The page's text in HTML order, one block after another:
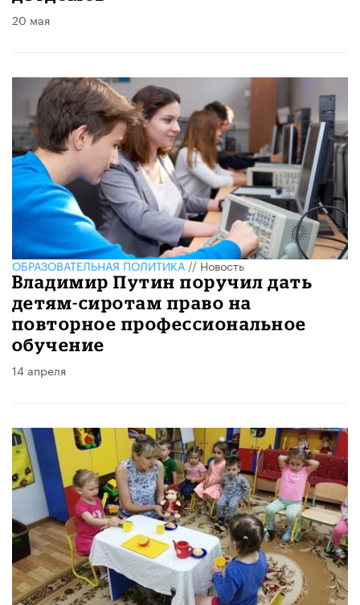
20 мая
ОБРАЗОВАТЕЛЬНАЯ ПОЛИТИКА//Новость
Владимир Путин поручил дать
детям-сиротам право на
повторное профессиональное
обучение
14 апреля